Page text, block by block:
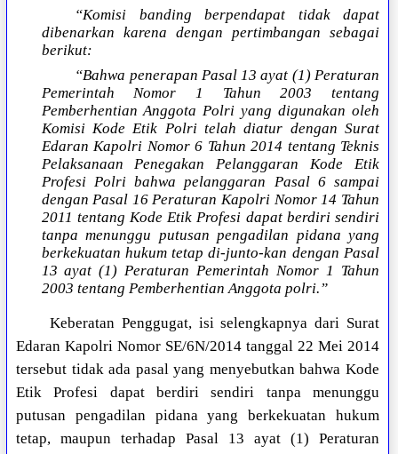
“Komisi banding berpendapat tidak dapat
dibenarkan karena dengan pertimbangan sebagai
berikut:
“Bahwa penerapan Pasal 13 ayat (1) Peraturan
Pemerintah Nomor 1 Tahun 2003 tentang
Pemberhentian Anggota Polri yang digunakan oleh
Komisi Kode Etik Polri telah diatur dengan Surat
Edaran Kapolri Nomor 6 Tahun 2014 tentang Teknis
Pelaksanaan Penegakan Pelanggaran Kode Etik
Profesi Polri bahwa pelanggaran Pasal 6 sampai
dengan Pasal 16 Peraturan Kapolri Nomor 14 Tahun
2011 tentang Kode Etik Profesi dapat berdiri sendiri
tanpa menunggu putusan pengadilan pidana yang
berkekuatan hukum tetap di-junto-kan dengan Pasal
13 ayat (1) Peraturan Pemerintah Nomor 1 Tahun
2003 tentang Pemberhentian Anggota polri.”
Keberatan Penggugat, isi selengkapnya dari Surat
Edaran Kapolri Nomor SE/6N/2014 tanggal 22 Mei 2014
tersebut tidak ada pasal yang menyebutkan bahwa Kode
Etik Profesi dapat berdiri sendiri tanpa menunggu
putusan pengadilan pidana yang berkekuatan hukum
tetap, maupun terhadap Pasal 13 ayat (1) Peraturan